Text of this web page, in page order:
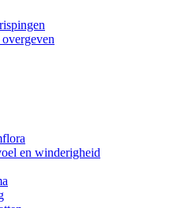
en winderigheid